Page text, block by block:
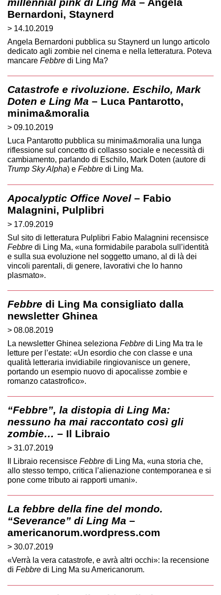
millennial pink di Ling Ma – Angela
Bernardoni, Staynerd
> 14.10.2019
Angela Bernardoni pubblica su Staynerd un lungo articolo
dedicato agli zombie nel cinema e nella letteratura. Poteva
mancare Febbre di Ling Ma?
Catastrofe e rivoluzione. Eschilo, Mark
Doten e Ling Ma – Luca Pantarotto,
minima&moralia
> 09.10.2019
Luca Pantarotto pubblica su minima&moralia una lunga
riflessione sul concetto di collasso sociale e necessità di
cambiamento, parlando di Eschilo, Mark Doten (autore di
Trump Sky Alpha) e Febbre di Ling Ma.
Apocalyptic Office Novel – Fabio
Malagnini, Pulplibri
> 17.09.2019
Sul sito di letteratura Pulplibri Fabio Malagnini recensisce
Febbre di Ling Ma, «una formidabile parabola sull’identità
e sulla sua evoluzione nel soggetto umano, al di là dei
vincoli parentali, di genere, lavorativi che lo hanno
plasmato».
Febbre di Ling Ma consigliato dalla
newsletter Ghinea
> 08.08.2019
La newsletter Ghinea seleziona Febbre di Ling Ma tra le
letture per l’estate: «Un esordio che con classe e una
qualità letteraria invidiabile ringiovanisce un genere,
portando un esempio nuovo di apocalisse zombie e
romanzo catastrofico».
“Febbre”, la distopia di Ling Ma:
nessuno ha mai raccontato così gli
zombie… – Il Libraio
> 31.07.2019
Il Libraio recensisce Febbre di Ling Ma, «una storia che,
allo stesso tempo, critica l’alienazione contemporanea e si
pone come tributo ai rapporti umani».
La febbre della fine del mondo.
“Severance” di Ling Ma –
americanorum.wordpress.com
> 30.07.2019
«Verrà la vera catastrofe, e avrà altri occhi»: la recensione
di Febbre di Ling Ma su Americanorum.